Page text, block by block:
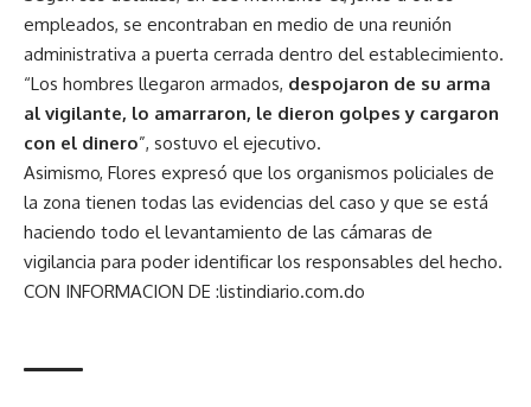
empleados, se encontraban en medio de una reunión
administrativa a puerta cerrada dentro del establecimiento.
“Los hombres llegaron armados, despojaron de su arma
al vigilante, lo amarraron, le dieron golpes y cargaron
con el dinero”, sostuvo el ejecutivo.
Asimismo, Flores expresó que los organismos policiales de
la zona tienen todas las evidencias del caso y que se está
haciendo todo el levantamiento de las cámaras de
vigilancia para poder identificar los responsables del hecho.
CON INFORMACION DE :listindiario.com.do